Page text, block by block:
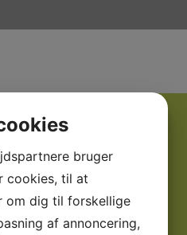
telefonen
altid kunne få fat i din
bruger
cookies, til at
om dig til forskellige
af annoncering,